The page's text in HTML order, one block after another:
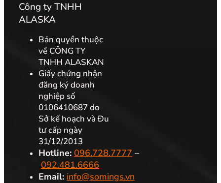
Công ty TNHH
ALASKA
Bản quyền thuộc
về CÔNG TY
TNHH ALASKAN
Giấy chứng nhận
đăng ký doanh
nghiệp số
0106410687 do
Sở kế hoạch và Đu
tư cấp ngày
31/12/2013
Hotline: 096.728.7777 –
092.481.6666
Email: info@somings.vn